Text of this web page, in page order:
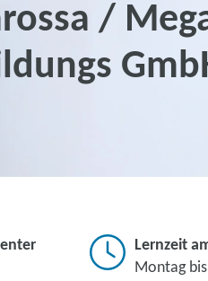
/
Lernzeit
Montag